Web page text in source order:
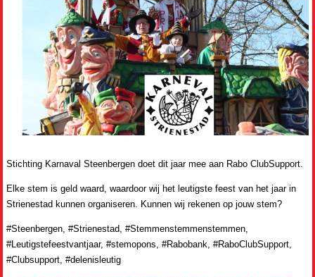
Stichting Karnaval Steenbergen doet dit jaar mee aan Rabo ClubSupport.
Elke stem is geld waard, waardoor wij het leutigste feest van het jaar in
Strienestad kunnen organiseren. Kunnen wij rekenen op jouw stem?
#Steenbergen, #Strienestad, #Stemmenstemmenstemmen,
#Leutigstefeestvantjaar, #stemopons, #Rabobank, #RaboClubSupport,
#Clubsupport, #delenisleutig